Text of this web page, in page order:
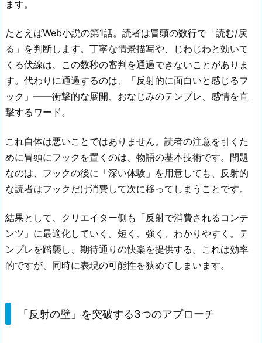
ます。
たとえばWeb小説の第1話。読者は冒頭の数行で「読む/戻
る」を判断します。丁寧な情景描写や、じわじわと効いて
くる伏線は、この数秒の審判を通過できないことがありま
す。代わりに通過するのは、「反射的に面白いと感じるフ
ック」——衝撃的な展開、おなじみのテンプレ、感情を直
撃するワード。
これ自体は悪いことではありません。読者の注意を引くた
めに冒頭にフックを置くのは、物語の基本技術です。問題
なのは、フックの後に「深い体験」を用意しても、反射的
な読者はフックだけ消費して次に移ってしまうことです。
結果として、クリエイター側も「反射で消費されるコンテ
ンツ」に最適化していく。短く、強く、わかりやすく。テ
ンプレを踏襲し、期待通りの快楽を提供する。これは効率
的ですが、同時に表現の可能性を狭めてしまいます。
「反射の壁」を突破する3つのアプローチ